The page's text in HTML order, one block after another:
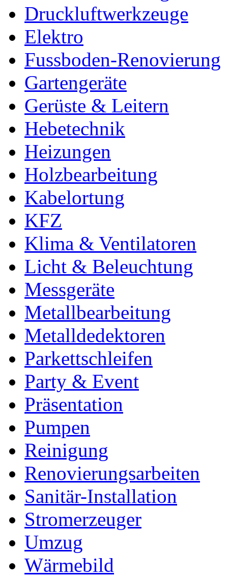
Druckluftwerkzeuge
Elektro
Fussboden-Renovierung
Gartengeräte
Gerüste & Leitern
Hebetechnik
Heizungen
Holzbearbeitung
Kabelortung
KFZ
Klima & Ventilatoren
Licht & Beleuchtung
Messgeräte
Metallbearbeitung
Metalldedektoren
Parkettschleifen
Party & Event
Präsentation
Pumpen
Reinigung
Renovierungsarbeiten
Sanitär-Installation
Stromerzeuger
Umzug
Wärmebild